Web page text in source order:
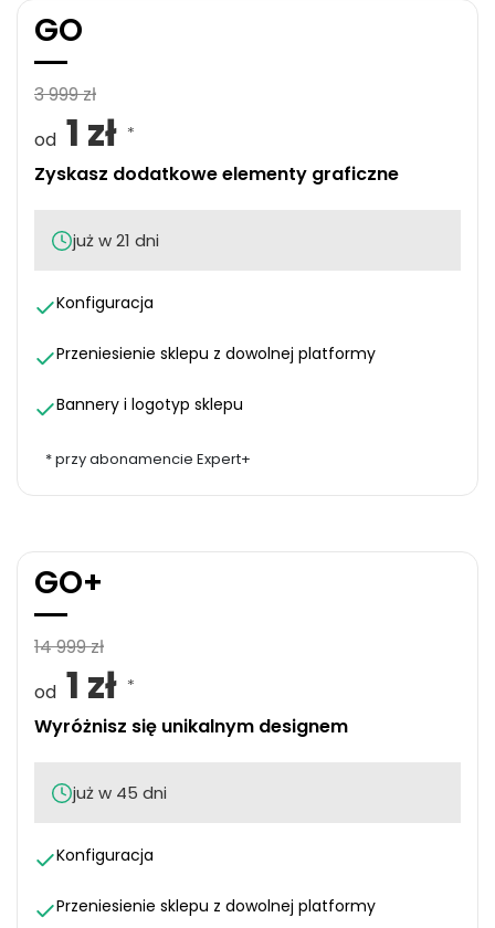
GO
3 999 zł
od 1 zł *
Zyskasz dodatkowe elementy graficzne
już w 21 dni
Konfiguracja
Przeniesienie sklepu z dowolnej platformy
Bannery i logotyp sklepu
*przy abonamencie Expert+
GO+
14 999 zł
od 1 zł *
Wyróżnisz się unikalnym designem
już w 45 dni
Konfiguracja
Przeniesienie sklepu z dowolnej platformy